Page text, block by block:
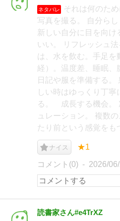
ネタバレ
それは何のた
写真を撮る。 自分ら
新しい自分に目を向
いい。 リフレッシュ
は、水を飲む。手足を
経）。温度差、睡眠、
日記や服を準備する。
しい時はゆっくり丁寧
る。 成長する機会。
ュレーション。 複数
たり前という感覚をも
ナイス ★1
コメント(0) 2026/
読書家さん#e4TrXZ